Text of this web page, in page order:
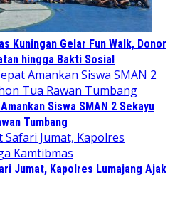
Kuningan Gelar Fun Walk, Donor
hingga Bakti Sosial
Siswa SMAN 2 Sekayu
Tumbang
Jumat, Kapolres Lumajang Ajak